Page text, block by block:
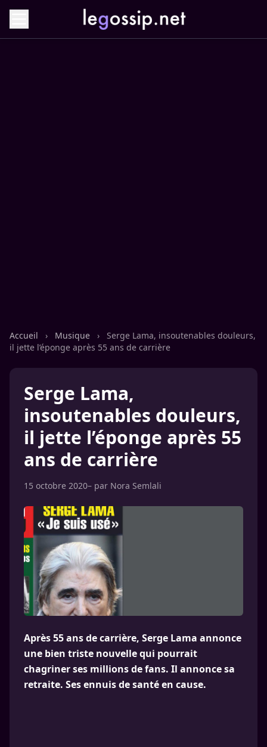
Accueil › Musique ›
Serge Lama, insoutenables douleurs,
il jette l’éponge après 55 ans de carrière
Serge Lama,
insoutenables douleurs,
il jette l’éponge après 55
ans de carrière
15 octobre 2020– par Nora Semlali
Après 55 ans de carrière, Serge Lama annonce
une bien triste nouvelle qui pourrait
chagriner ses millions de fans. Il annonce sa
retraite. Ses ennuis de santé en cause.